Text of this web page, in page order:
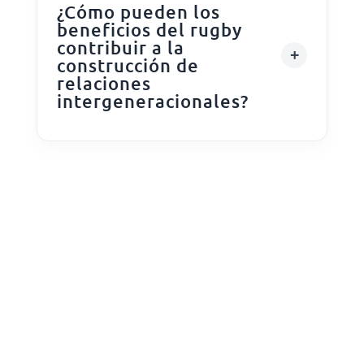
¿Cómo pueden los
beneficios del rugby
contribuir a la
construcción de
relaciones
intergeneracionales?